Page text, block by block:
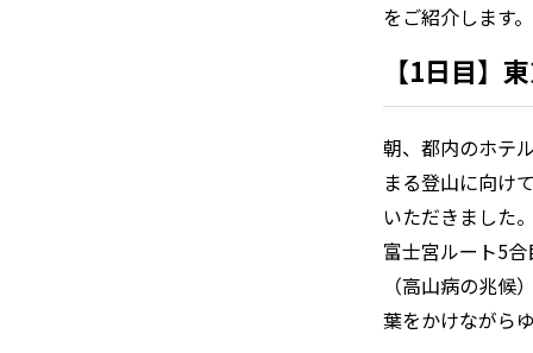
をご紹介します。
【1日目】
朝、都内のホテ
まる登山に向け
いただきました
富士宮ルート5
（高山病の兆
葉をかけながら